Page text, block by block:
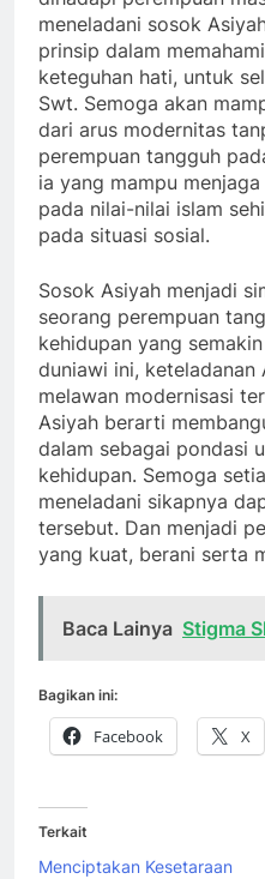
meneladani sosok
prinsip dalam
keteguhan hati, untuk
Swt. Semoga akan
dari arus modernitas
perempuan tangguh
ia yang mampu
pada nilai-nilai islam
pada situasi sosial.
Sosok Asiyah menjadi
seorang perempuan
kehidupan yang
duniawi ini,
melawan modernisasi
Asiyah berarti
dalam sebagai pondasi
kehidupan. Semoga
meneladani sikapnya
tersebut. Dan menjadi
yang kuat, berani serta
Baca Lainya Stigma
Bagikan ini:
Facebook X
Terkait
Menciptakan Kesetaraan